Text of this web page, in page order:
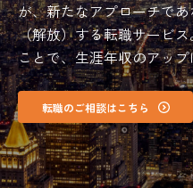
が、新たなアプローチで
（解放）する転職サービ
ことで、生涯年収のアッ
転職のご相談はこちら